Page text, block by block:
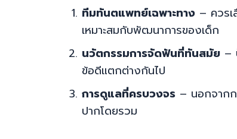
ทีมทันตแพทย์เฉพาะทาง – ควร
เหมาะสมกับพัฒนาการของเด็ก
นวัตกรรมการจัดฟันที่ทันสมัย –
ข้อดีแตกต่างกันไป
การดูแลที่ครบวงจร – นอกจาก
ปากโดยรวม